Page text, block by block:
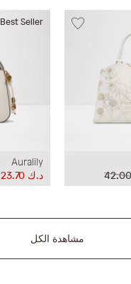
Best Seller
Auralily
د.ك‏ 23.70
مشاهدة الكل